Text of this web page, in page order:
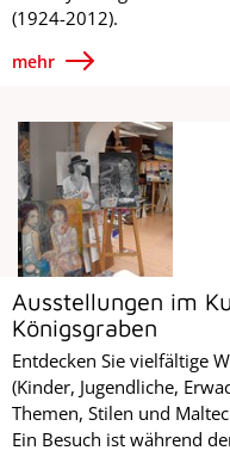
(1924-2012).
mehr
Ausstellungen im
Königsgraben
Entdecken Sie vielfältige
(Kinder, Jugendliche,
Themen, Stilen und
Ein Besuch ist während